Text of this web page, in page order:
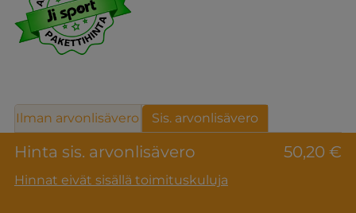
Hinta sis. arvonlisävero 50,20 €
Hinnat eivät sisällä toimituskuluja
Ilman arvonlisävero Sis. arvonlisävero